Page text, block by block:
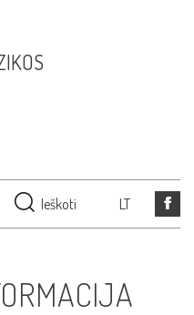
Ieškoti LT